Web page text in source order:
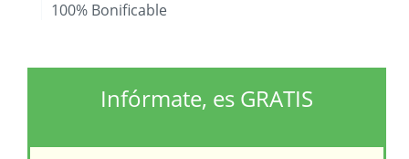
100% Bonificable
Infórmate, es GRATIS